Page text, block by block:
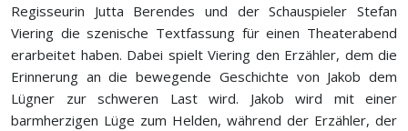
Regisseurin Jutta Berendes und der Schauspieler Stefan
Viering die szenische Textfassung für einen Theaterabend
erarbeitet haben. Dabei spielt Viering den Erzähler, dem die
Erinnerung an die bewegende Geschichte von Jakob dem
Lügner zur schweren Last wird. Jakob wird mit einer
barmherzigen Lüge zum Helden, während der Erzähler, der